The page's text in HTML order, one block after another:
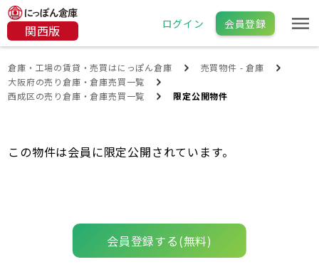
関西版 ログイン 会員登録
倉庫・工場の賃貸・売買はにっぽん倉庫
売買物件 - 倉庫
大阪府の売り倉庫・倉庫売買一覧
西成区の売り倉庫・倉庫売買一覧
限定公開物件
この物件は会員に限定公開されています。
会員登録する(無料)